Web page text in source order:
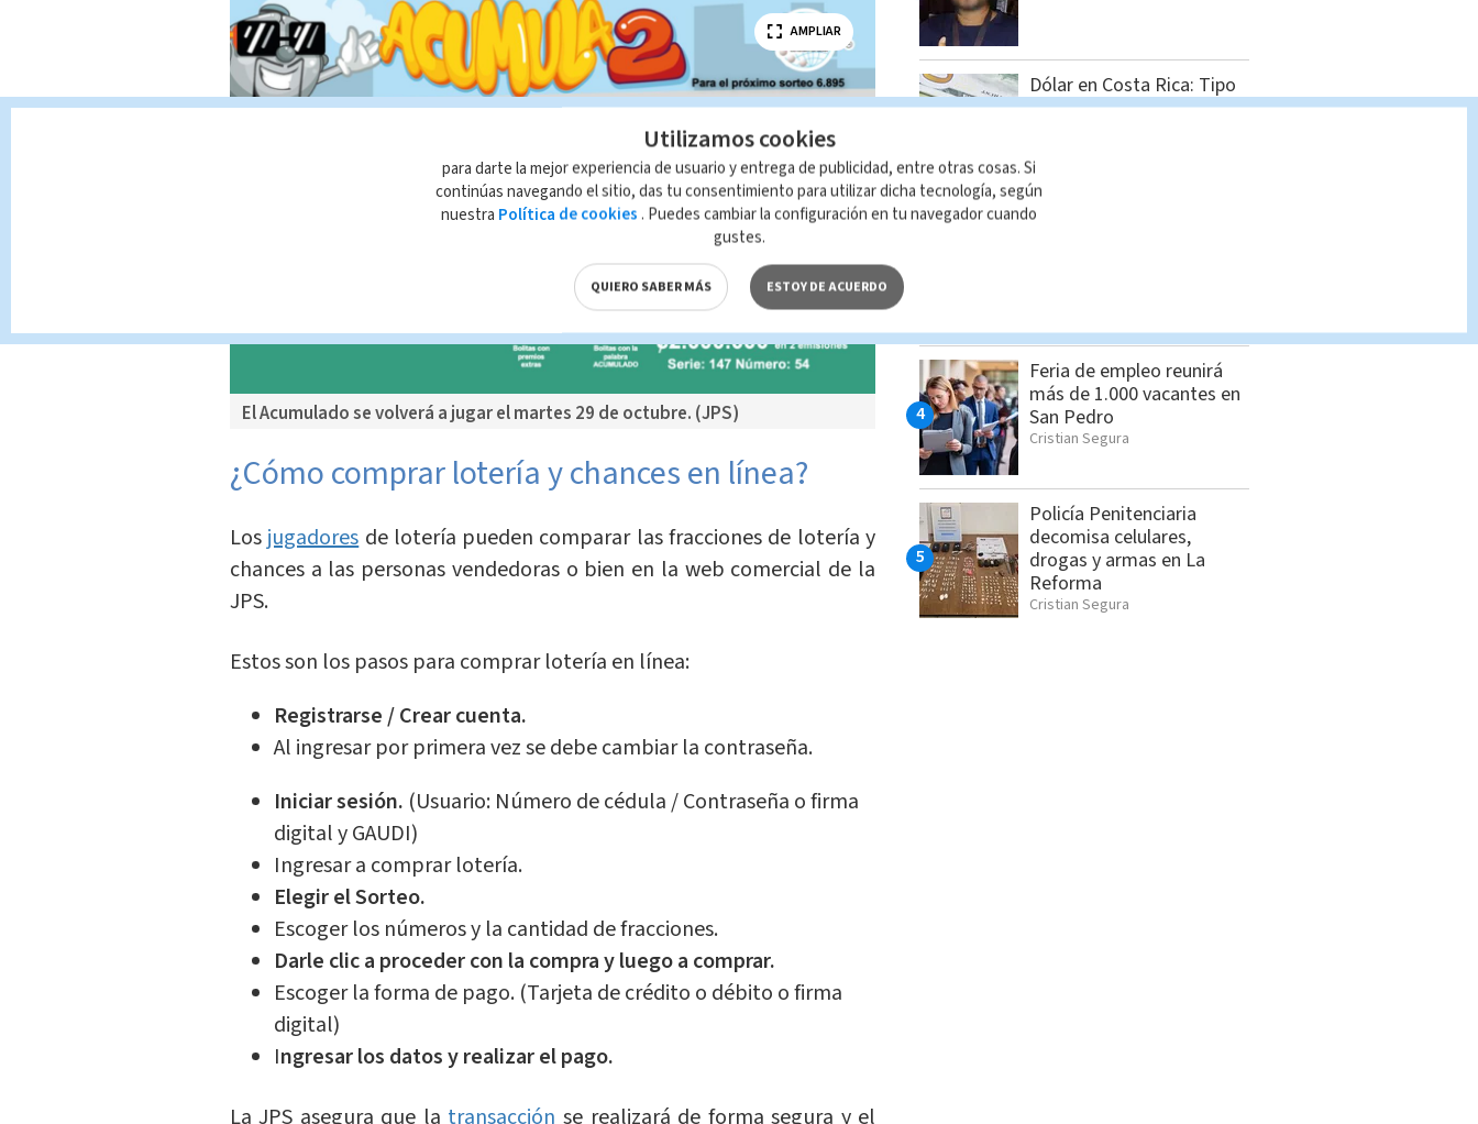
El Acumulado se volverá a jugar el martes 29 de octubre. (JPS)
AMPLIAR
¿Cómo comprar lotería y chances en línea?
Los jugadores de lotería pueden comparar las fracciones de lotería y
chances a las personas vendedoras o bien en la web comercial de la
JPS.
Estos son los pasos para comprar lotería en línea:
Registrarse / Crear cuenta.
Al ingresar por primera vez se debe cambiar la contraseña.
Iniciar sesión. (Usuario: Número de cédula / Contraseña o firma
digital y GAUDI)
Ingresar a comprar lotería.
Elegir el Sorteo.
Escoger los números y la cantidad de fracciones.
Darle clic a proceder con la compra y luego a comprar.
Escoger la forma de pago. (Tarjeta de crédito o débito o firma
digital)
Ingresar los datos y realizar el pago.
La JPS asegura que latransacción se realizará de forma segura y el
Dólar en Costa Rica: Tipo
de cambio para este
Hombre asesinado en
Feria de empleo reunirá
más de 1.000 vacantes en
San Pedro
Cristian Segura
Policía Penitenciaria
decomisa celulares,
drogas y armas en La
Reforma
Cristian Segura
Utilizamos cookies
para darte la mejor experiencia de usuario y entrega de publicidad, entre otras cosas. Si
continúas navegando el sitio, das tu consentimiento para utilizar dicha tecnología, según
nuestra Política de cookies . Puedes cambiar la configuración en tu navegador cuando
gustes.
QUIERO SABER MÁS ESTOY DE ACUERDO